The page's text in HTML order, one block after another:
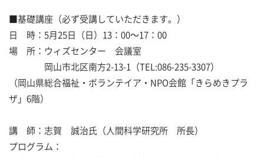
■基礎講座（必ず受講していただきます。）
日 時：5月25日（日）13：00～17：00
場 所：ウィズセンター 会議室
岡山市北区南方2-13-1（TEL:086-235-3307）
（岡山県総合福祉・ボランテイア・NPO会館「きらめきプラ
ザ」6階）
講 師：志賀 誠治氏（人間科学研究所 所長）
プログラム：